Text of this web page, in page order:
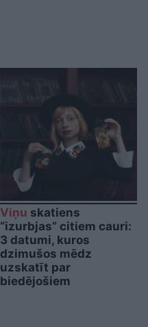
Viņu skatiens
“izurbjas” citiem cauri:
3 datumi, kuros
dzimušos mēdz
uzskatīt par
biedējošiem